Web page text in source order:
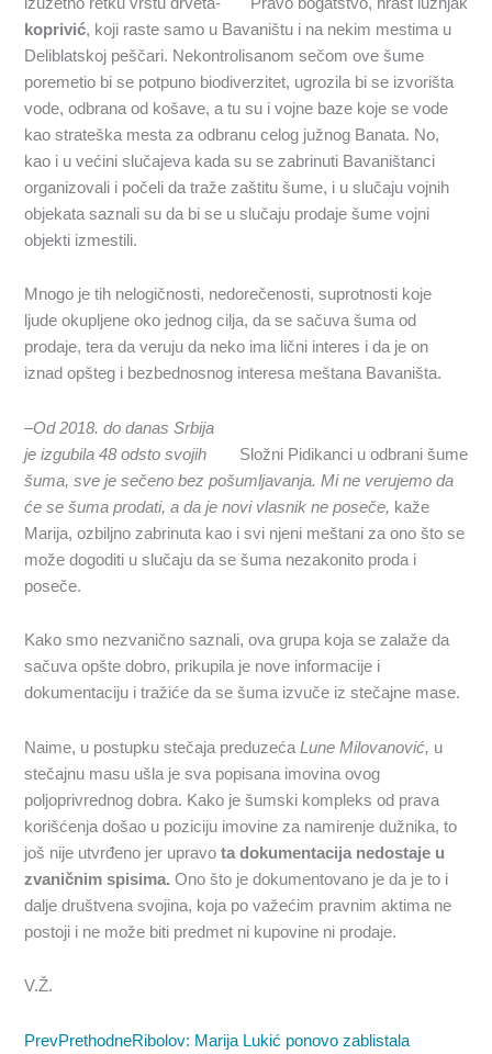
koprivić, koji raste samo u Bavaništu i na nekim mestima u
Deliblatskoj peščari. Nekontrolisanom sečom ove šume
poremetio bi se potpuno biodiverzitet, ugrozila bi se izvorišta
vode, odbrana od košave, a tu su i vojne baze koje se vode
kao strateška mesta za odbranu celog južnog Banata. No,
kao i u većini slučajeva kada su se zabrinuti Bavaništanci
organizovali i počeli da traže zaštitu šume, i u slučaju vojnih
objekata saznali su da bi se u slučaju prodaje šume vojni
objekti izmestili.
Mnogo je tih nelogičnosti, nedorečenosti, suprotnosti koje
ljude okupljene oko jednog cilja, da se sačuva šuma od
prodaje, tera da veruju da neko ima lični interes i da je on
iznad opšteg i bezbednosnog interesa meštana Bavaništa.
Složni Pidikanci u odbrani šume
–Od 2018. do danasSrbija
je izgubila 48odsto svojih
šuma, sve je sečeno bez pošumljavanja. Mi ne verujemo da
će se šuma prodati, a da je novi vlasnik ne poseče, kaže
Marija, ozbiljno zabrinuta kao i svi njeni meštani za ono što se
može dogoditi u slučaju da se šuma nezakonito proda i
poseče.
Kako smo nezvanično saznali, ova grupa koja se zalaže da
sačuva opšte dobro, prikupila je nove informacije i
dokumentaciju i tražiće da se šuma izvuče iz stečajne mase.
Naime, u postupku stečaja preduzećaLune Milovanović, u
stečajnu masu ušla je sva popisana imovina ovog
poljoprivrednog dobra. Kako je šumski kompleks od prava
korišćenja došao u poziciju imovine za namirenje dužnika, to
još nije utvrđeno jer upravota dokumentacija nedostaje u
zvaničnim spisima. Ono što je dokumentovano je da je to i
dalje društvena svojina, koja po važećim pravnim aktima ne
postoji i ne može biti predmet ni kupovine ni prodaje.
V.Ž.
PrevPrethodneRibolov: Marija Lukić ponovo zablistala